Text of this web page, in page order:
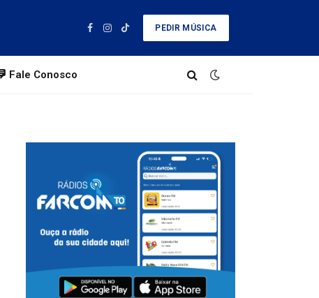
Facebook
Instagram
TikTok
PEDIR MÚSICA
Fale Conosco